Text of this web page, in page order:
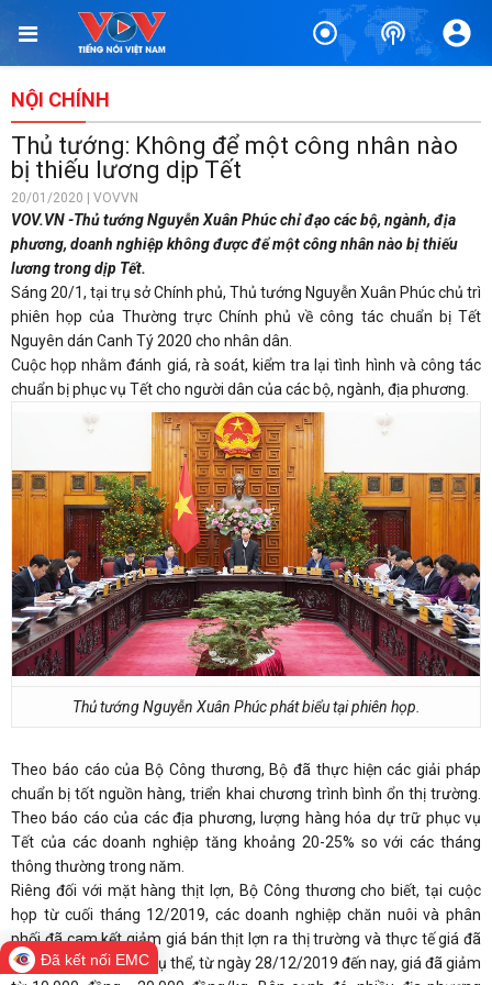
NỘI CHÍNH
Thủ tướng: Không để một công nhân nào
bị thiếu lương dịp Tết
20/01/2020 | VOVVN
VOV.VN -Thủ tướng Nguyễn Xuân Phúc chỉ đạo các bộ, ngành, địa
phương, doanh nghiệp không được để một công nhân nào bị thiếu
lương trong dịp Tết.
Sáng 20/1, tại trụ sở Chính phủ, Thủ tướng Nguyễn Xuân Phúc chủ trì
phiên họp của Thường trực Chính phủ về công tác chuẩn bị Tết
Nguyên dán Canh Tý 2020 cho nhân dân.
Cuộc họp nhằm đánh giá, rà soát, kiểm tra lại tình hình và công tác
chuẩn bị phục vụ Tết cho người dân của các bộ, ngành, địa phương.
Thủ tướng Nguyễn Xuân Phúc phát biểu tại phiên họp.
Theo báo cáo của Bộ Công thương, Bộ đã thực hiện các giải pháp
chuẩn bị tốt nguồn hàng, triển khai chương trình bình ổn thị trường.
Theo báo cáo của các địa phương, lượng hàng hóa dự trữ phục vụ
Tết của các doanh nghiệp tăng khoảng 20-25% so với các tháng
thông thường trong năm.
Riêng đối với mặt hàng thịt lợn, Bộ Công thương cho biết, tại cuộc
họp từ cuối tháng 12/2019, các doanh nghiệp chăn nuôi và phân
phối đã cam kết giảm giá bán thịt lợn ra thị trường và thực tế giá đã
giảm, đang ổn định. Cụ thể, từ ngày 28/12/2019 đến nay, giá đã giảm
Đã kết nối EMC